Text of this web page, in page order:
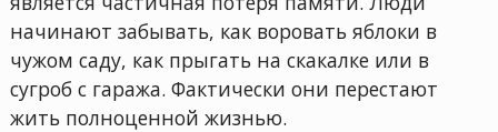
начинают забывать, как воровать яблоки в
чужом саду, как прыгать на скакалке или в
сугроб с гаража. Фактически они перестают
жить полноценной жизнью.